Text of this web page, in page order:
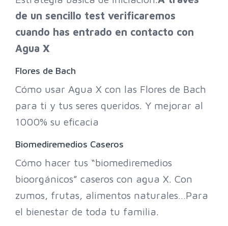
de un sencillo test verificaremos
cuando has entrado en contacto con
Agua X
Flores de Bach
Cómo usar Agua X con las Flores de Bach
para ti y tus seres queridos. Y mejorar al
1000% su eficacia
Biomediremedios Caseros
Cómo hacer tus “biomediremedios
bioorgánicos” caseros con agua X. Con
zumos, frutas, alimentos naturales…Para
el bienestar de toda tu familia.